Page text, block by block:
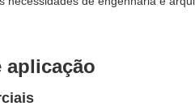
aplicação